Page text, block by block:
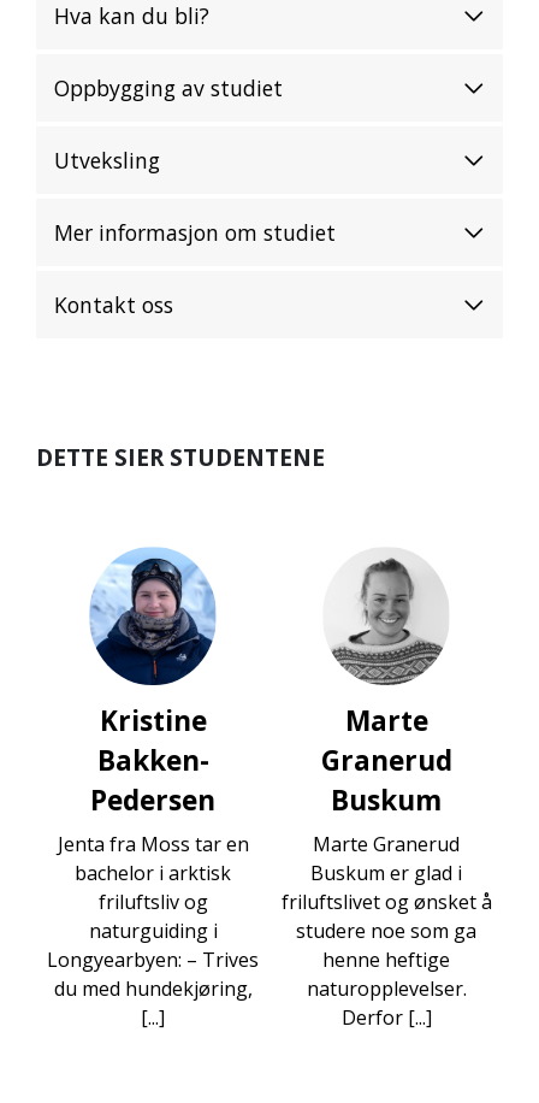
Hva kan du bli?
Oppbygging av studiet
Utveksling
Mer informasjon om studiet
Kontakt oss
DETTE SIER STUDENTENE
Kristine
Bakken-
Pedersen
Jenta fra Moss tar en
bachelor i arktisk
friluftsliv og
naturguiding i
Longyearbyen: – Trives
du med hundekjøring,
[...]
Marte
Granerud
Buskum
Marte Granerud
Buskum er glad i
friluftslivet og ønsket å
studere noe som ga
henne heftige
naturopplevelser.
Derfor [...]